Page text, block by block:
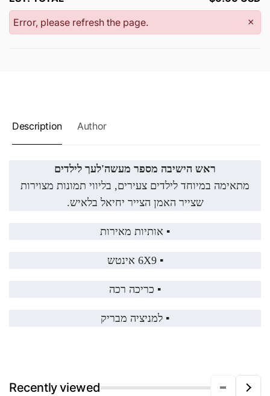
×
Error, please refresh the page.
Description Author
ראש הישיבה מספר מעשה'לעך לילדים
מתאימה במיוחד לילדים צעירים, בליווי תמונות מצוירות
שצייר האמן הצייר יחיאל בלאיש.
▪️ אותיות מאירות
▪️ 6X9 אינטש
▪️ כריכה רכה
▪️ למניציה מבריק
Recently viewed